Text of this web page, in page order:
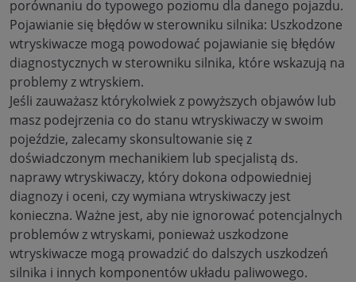
porównaniu do typowego poziomu dla danego pojazdu.
Pojawianie się błędów w sterowniku silnika: Uszkodzone
wtryskiwacze mogą powodować pojawianie się błędów
diagnostycznych w sterowniku silnika, które wskazują na
problemy z wtryskiem.
Jeśli zauważasz którykolwiek z powyższych objawów lub
masz podejrzenia co do stanu wtryskiwaczy w swoim
pojeździe, zalecamy skonsultowanie się z
doświadczonym mechanikiem lub specjalistą ds.
naprawy wtryskiwaczy, który dokona odpowiedniej
diagnozy i oceni, czy wymiana wtryskiwaczy jest
konieczna. Ważne jest, aby nie ignorować potencjalnych
problemów z wtryskami, ponieważ uszkodzone
wtryskiwacze mogą prowadzić do dalszych uszkodzeń
silnika i innych komponentów układu paliwowego.